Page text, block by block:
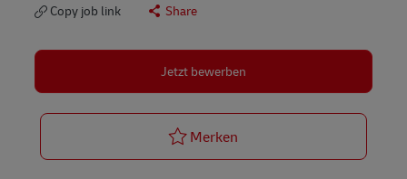
Copy job link Share
Jetzt bewerben
Merken